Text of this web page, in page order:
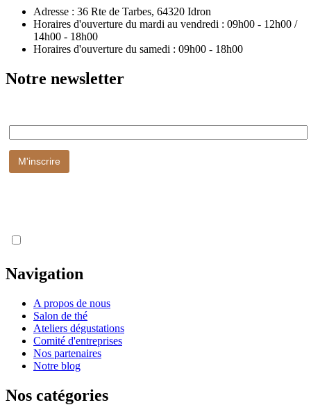
Adresse : 36 Rte de Tarbes, 64320 Idron
Horaires d'ouverture du mardi au vendredi : 09h00 - 12h00 /
14h00 - 18h00
Horaires d'ouverture du samedi : 09h00 - 18h00
Notre newsletter
Navigation
A propos de nous
Salon de thé
Ateliers dégustations
Comité d'entreprises
Nos partenaires
Notre blog
Nos catégories